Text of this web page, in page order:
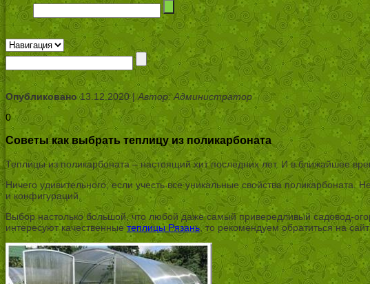
Опубликовано13.12.2020 |Автор: Администратор
0
Советы как выбрать теплицу из поликарбоната
Теплицы из поликарбоната – настоящий хит последних лет. И в ближайшее
Ничего удивительного, если учесть все уникальные свойства поликарбоната.
и конфигураций.
Выбор настолько большой, что любой даже самый привередливый садовод-
интересуют качественныетеплицы Рязань, то рекомендуем обратиться на